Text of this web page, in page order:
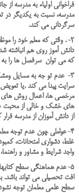
فراخواني اولياء به مدرسه از
مدرسه، نسبت به يکديگر در
سرگرداني مي کند.
2-. وقتي که معلم خود را
دانش آموز روي هم انباشته
که می توان سرفصل ها را به
3- عدم تو جه به مسایل
سرایت پیدا می کند .یا
مرخصي ها، اعمال روش هاي
هاي خشک و خالي از محبت
از دانش آموزان از مدرسه
4-عواملي چون عدم توجه
غلط، دشواري امتحانات،
واجد شرايط و مشاور و
5-عدم هماهنگي سطح
افت تحصيلي مي تواند باشد.
سطح علمي معلمان توجه